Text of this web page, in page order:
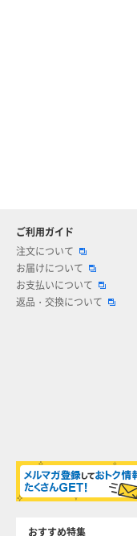
ご利用ガイド
注文について
お届けについて
お支払いについて
返品・交換について
おすすめ特集